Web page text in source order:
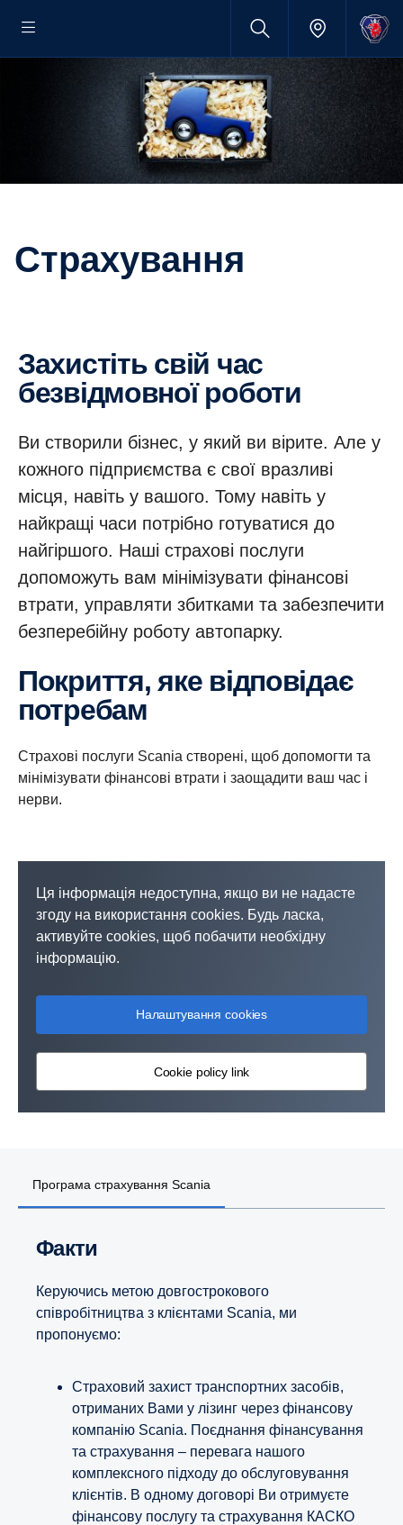
Страхування
Захистіть свій час
безвідмовної роботи
Ви створили бізнес, у який ви вірите. Але у
кожного підприємства є свої вразливі
місця, навіть у вашого. Тому навіть у
найкращі часи потрібно готуватися до
найгіршого. Наші страхові послуги
допоможуть вам мінімізувати фінансові
втрати, управляти збитками та забезпечити
безперебійну роботу автопарку.
Покриття, яке відповідає
потребам
Страхові послуги Scania створені, щоб допомогти та
мінімізувати фінансові втрати і заощадити ваш час і
нерви.
Ця інформація недоступна, якщо ви не надасте
згоду на використання cookies. Будь ласка,
активуйте cookies, щоб побачити необхідну
інформацію.
Налаштування cookies
Cookie policy link
Програма страхування Scania
Факти
Керуючись метою довгострокового
співробітництва з клієнтами Scania, ми
пропонуємо:
Страховий захист транспортних засобів,
отриманих Вами у лізинг через фінансову
компанію Scania. Поєднання фінансування
та страхування – перевага нашого
комплексного підходу до обслуговування
клієнтів. В одному договорі Ви отримуєте
фінансову послугу та страхування КАСКО